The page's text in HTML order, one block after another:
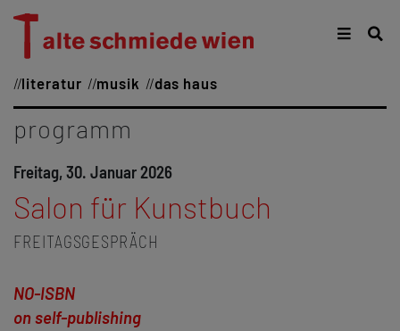
literatur musik das haus
programm
Freitag, 30. Januar 2026
Salon für Kunstbuch
FREITAGSGESPRÄCH
NO-ISBN
on self-publishing